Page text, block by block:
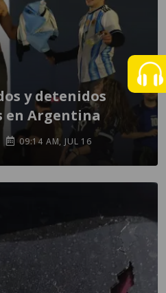
y detenidos
en Argentina
09:14 AM, JUL 16